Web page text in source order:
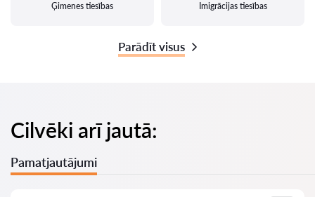
Ģimenes tiesības Imigrācijas tiesības
Parādīt visus
Cilvēki arī jautā:
Pamatjautājumi